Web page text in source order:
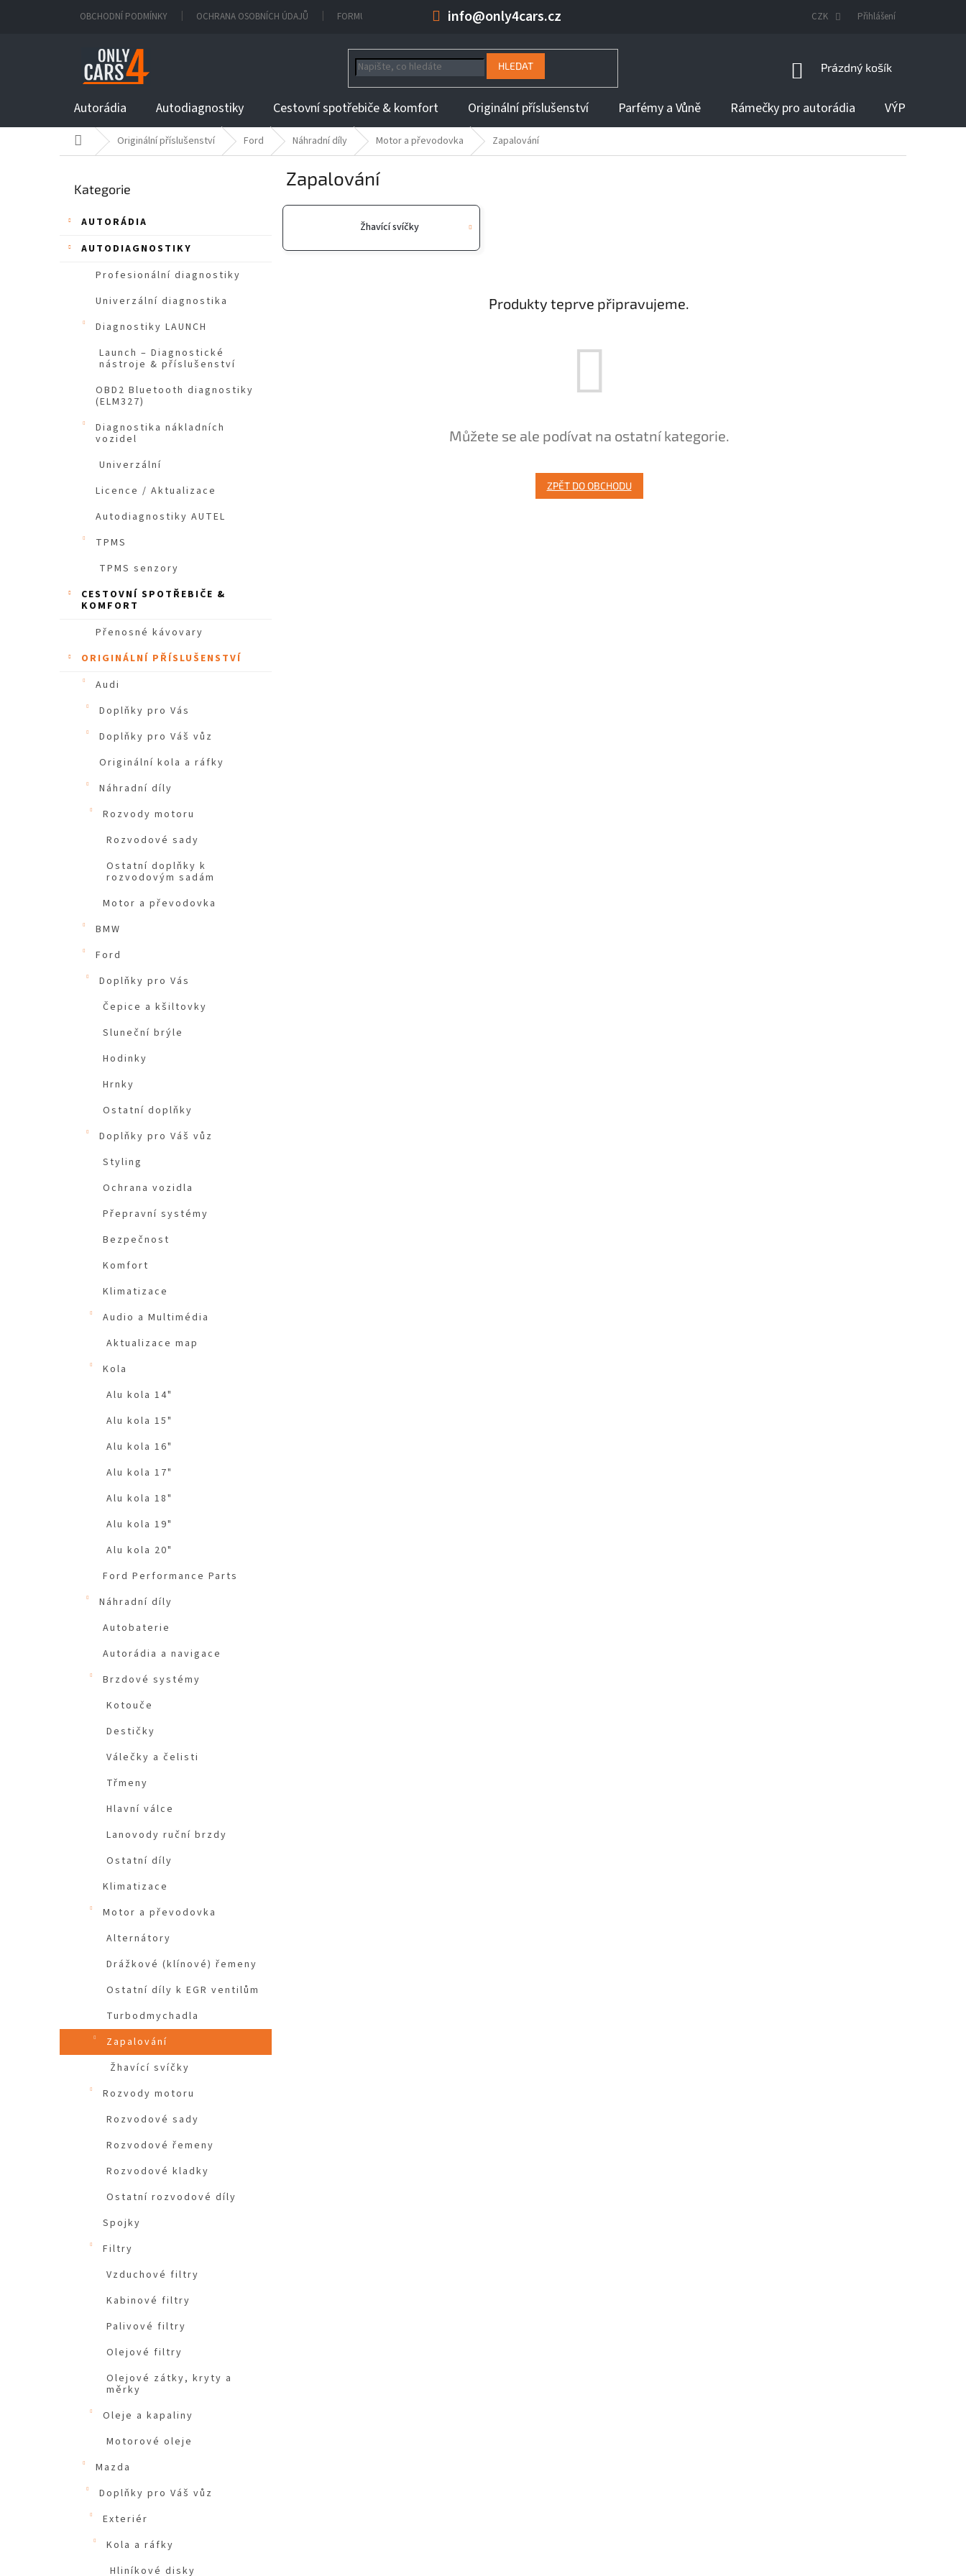
info@only4cars.cz
OBCHODNÍ PODMÍNKY OCHRANA OSOBNÍCH ÚDAJŮ FORMULÁŘ NA ODSTOUPENÍ OD KUPNÍ SMLOUVY INFORMACE K DOBĚ DODÁNÍ ZBOŽÍ CZK Přihlášení
HLEDAT
NÁKUPNÍ
Prázdný košík
Autorádia Autodiagnostiky Cestovní spotřebiče & komfort Originální příslušenství Parfémy a Vůně Rámečky pro autorádia VÝPRODEJ
Domů Originální příslušenství Ford Náhradní díly Motor a převodovka Zapalování
kategorie
Kategorie
AUTORÁDIA
AUTODIAGNOSTIKY
Profesionální diagnostiky
Univerzální diagnostika
Diagnostiky LAUNCH
Launch – Diagnostické
nástroje & příslušenství
OBD2 Bluetooth diagnostiky
(ELM327)
Diagnostika nákladních
vozidel
Univerzální
Licence / Aktualizace
Autodiagnostiky AUTEL
TPMS
TPMS senzory
CESTOVNÍ SPOTŘEBIČE &
KOMFORT
Přenosné kávovary
ORIGINÁLNÍ PŘÍSLUŠENSTVÍ
Audi
Doplňky pro Vás
Doplňky pro Váš vůz
Originální kola a ráfky
Náhradní díly
Rozvody motoru
Rozvodové sady
Ostatní doplňky k
rozvodovým sadám
Motor a převodovka
BMW
Ford
Doplňky pro Vás
Čepice a kšiltovky
Sluneční brýle
Hodinky
Hrnky
Ostatní doplňky
Doplňky pro Váš vůz
Styling
Ochrana vozidla
Přepravní systémy
Bezpečnost
Komfort
Klimatizace
Audio a Multimédia
Aktualizace map
Kola
Alu kola 14"
Alu kola 15"
Alu kola 16"
Alu kola 17"
Alu kola 18"
Alu kola 19"
Alu kola 20"
Ford Performance Parts
Náhradní díly
Autobaterie
Autorádia a navigace
Brzdové systémy
Kotouče
Destičky
Válečky a čelisti
Třmeny
Hlavní válce
Lanovody ruční brzdy
Ostatní díly
Klimatizace
Motor a převodovka
Alternátory
Drážkové (klínové) řemeny
Ostatní díly k EGR ventilům
Turbodmychadla
Zapalování
Žhavící svíčky
Rozvody motoru
Rozvodové sady
Rozvodové řemeny
Rozvodové kladky
Ostatní rozvodové díly
Spojky
Filtry
Vzduchové filtry
Kabinové filtry
Palivové filtry
Olejové filtry
Olejové zátky, kryty a
měrky
Oleje a kapaliny
Motorové oleje
Mazda
Doplňky pro Váš vůz
Exteriér
Kola a ráfky
Hliníkové disky
Zapalování
Žhavící svíčky
Produkty teprve připravujeme.
Můžete se ale podívat na ostatní kategorie.
ZPĚT DO OBCHODU